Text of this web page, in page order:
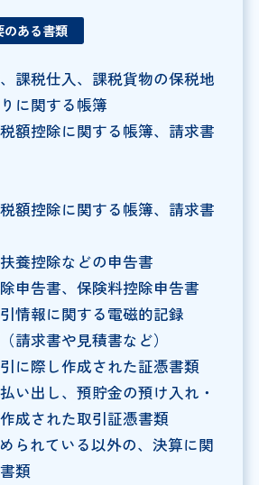
のある書類
課税仕入、課税貨物の保税地
に関する帳簿
額控除に関する帳簿、請求書
額控除に関する帳簿、請求書
養控除などの申告書
申告書、保険料控除申告書
情報に関する電磁的記録
請求書や見積書など）
に際し作成された証憑書類
い出し、預貯金の預け入れ・
成された取引証憑書類
られている以外の、決算に関
類